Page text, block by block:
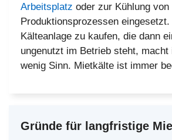
Arbeitsplatz oder zur Kühlung von
Produktionsprozessen
Kälteanlage zu kaufen, die dann
ungenutzt im Betrieb steht, macht
wenig Sinn. Mietkälte ist immer
Gründe für langfristige